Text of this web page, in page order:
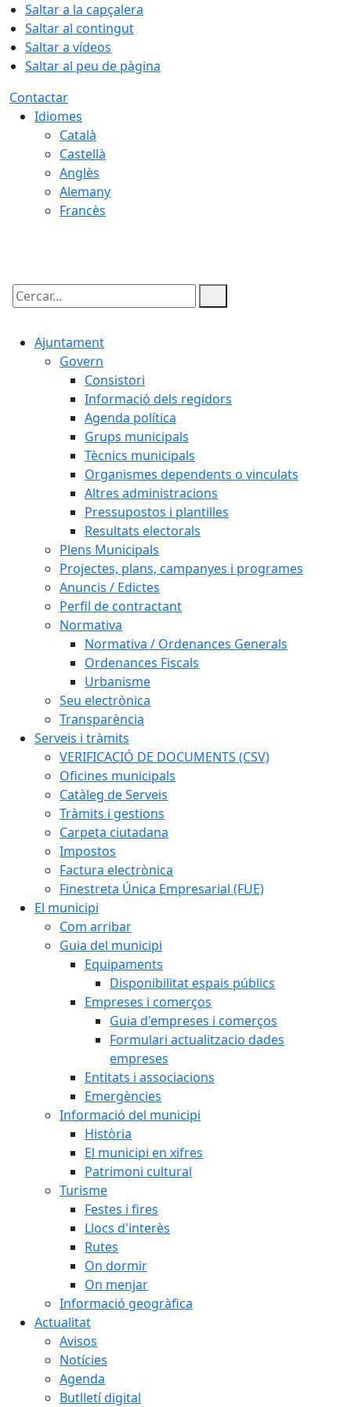
Saltar a la capçalera
Saltar al contingut
Saltar a vídeos
Saltar al peu de pàgina
Contactar
Idiomes
Català
Castellà
Anglès
Alemany
Francès
Cercar:
Ajuntament
Govern
Consistori
Informació dels regidors
Agenda política
Grups municipals
Tècnics municipals
Organismes dependents o vinculats
Altres administracions
Pressupostos i plantilles
Resultats electorals
Plens Municipals
Projectes, plans, campanyes i programes
Anuncis / Edictes
Perfil de contractant
Normativa
Normativa / Ordenances Generals
Ordenances Fiscals
Urbanisme
Seu electrònica
Transparència
Serveis i tràmits
VERIFICACIÓ DE DOCUMENTS (CSV)
Oficines municipals
Catàleg de Serveis
Tràmits i gestions
Carpeta ciutadana
Impostos
Factura electrònica
Finestreta Única Empresarial (FUE)
El municipi
Com arribar
Guia del municipi
Equipaments
Disponibilitat espais públics
Empreses i comerços
Guia d'empreses i comerços
Formulari actualitzacio dades
empreses
Entitats i associacions
Emergències
Informació del municipi
Història
El municipi en xifres
Patrimoni cultural
Turisme
Festes i fires
Llocs d'interès
Rutes
On dormir
On menjar
Informació geogràfica
Actualitat
Avisos
Notícies
Agenda
Butlletí digital